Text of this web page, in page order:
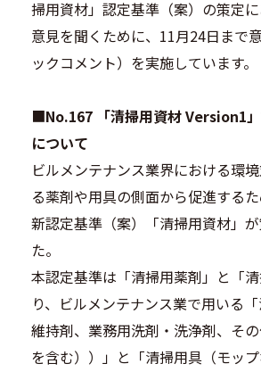
掃用資材」認定基準（案）の策定
意見を聞くために、11月24日まで
ックコメント）を実施しています。
■No.167 「清掃用資材 Version1」
について
ビルメンテナンス業界における環
る薬剤や用具の側面から促進する
新認定基準（案）「清掃用資材」
た。
本認定基準は「清掃用薬剤」と「
り、ビルメンテナンス業で用いる
維持剤、業務用洗剤・洗浄剤、そ
を含む））」と「清掃用具（モップ